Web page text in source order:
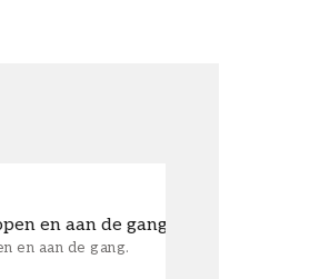
en aan de gang.
en aan de gang.